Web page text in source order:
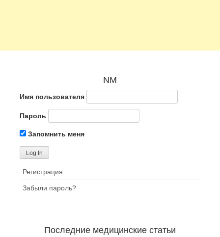
NM
Имя пользователя
Пароль
Запомнить меня
Регистрация
Забыли пароль?
Последние медицинские статьи